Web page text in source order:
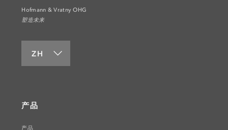
Hofmann & Vratny OHG
塑造未来
ZH
产品
产品